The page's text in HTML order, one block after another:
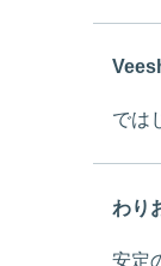
では
わり
安定